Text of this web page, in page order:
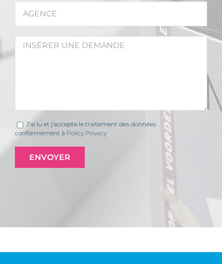
J'ai lu et j'accepte le traitement des données
conformément à Policy Privacy